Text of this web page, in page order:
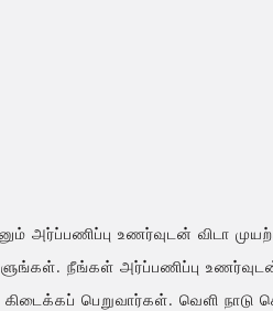
உணர்வுடன் விடா
நீங்கள் அர்ப்பணிப்பு
பெறுவார்கள். வெளி நாடு